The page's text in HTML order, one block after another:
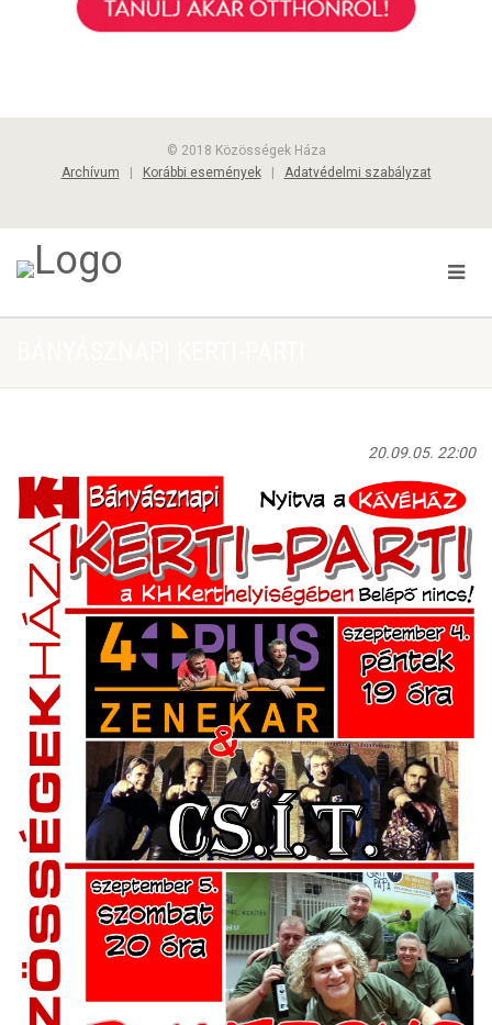
© 2018 Közösségek Háza
Archívum
Korábbi események| Adatvédelmi szabályzat
20.09.05. 22:00